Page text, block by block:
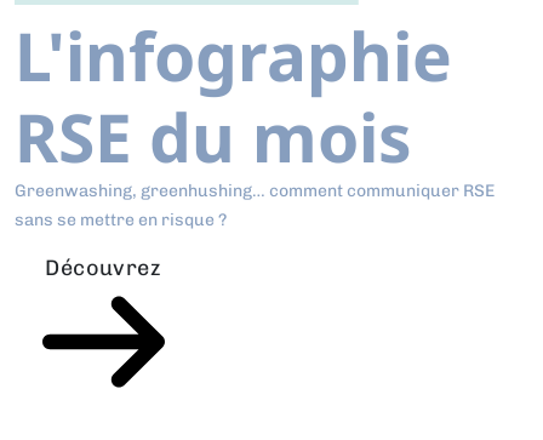
L'infographie
RSE du mois
Greenwashing, greenhushing… comment communiquer RSE
sans se mettre en risque ?
Découvrez